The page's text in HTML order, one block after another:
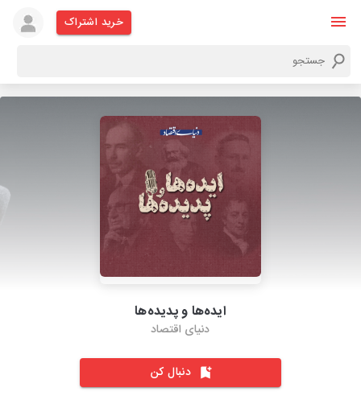
خرید اشتراک
ایده‌ها و پدیده‌ها
دنیای اقتصاد
دنبال کن